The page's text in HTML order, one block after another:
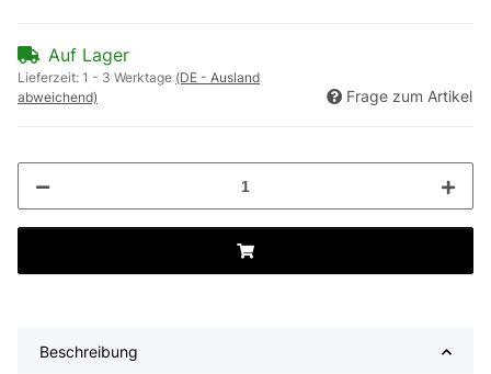
Auf Lager
Lieferzeit: 1 - 3 Werktage (DE - Ausland
abweichend)
Frage zum Artikel
Beschreibung